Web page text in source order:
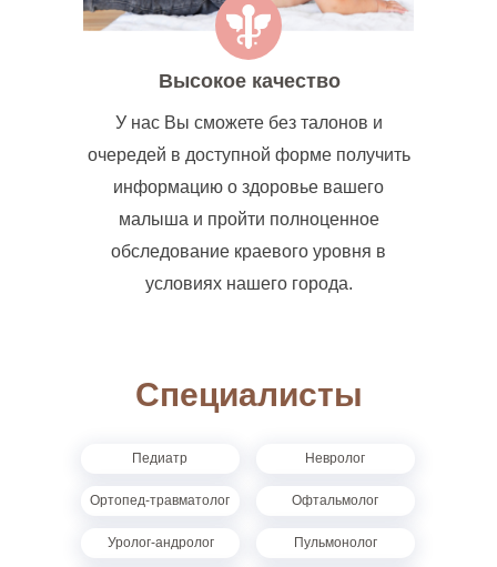
Высокое качество
У нас Вы сможете без талонов и
очередей в доступной форме получить
информацию о здоровье вашего
малыша и пройти полноценное
обследование краевого уровня в
условиях нашего города.
Уролог-андролог
Ортопед-травматолог
Педиатр Невролог
Офтальмолог
Пульмонолог
Специалисты